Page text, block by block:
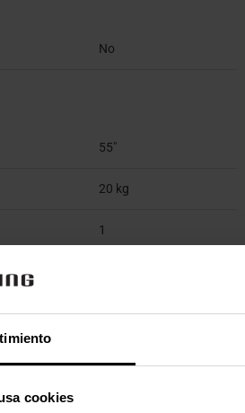
cookies
No
55"
20 kg
1
400 x 400 mm